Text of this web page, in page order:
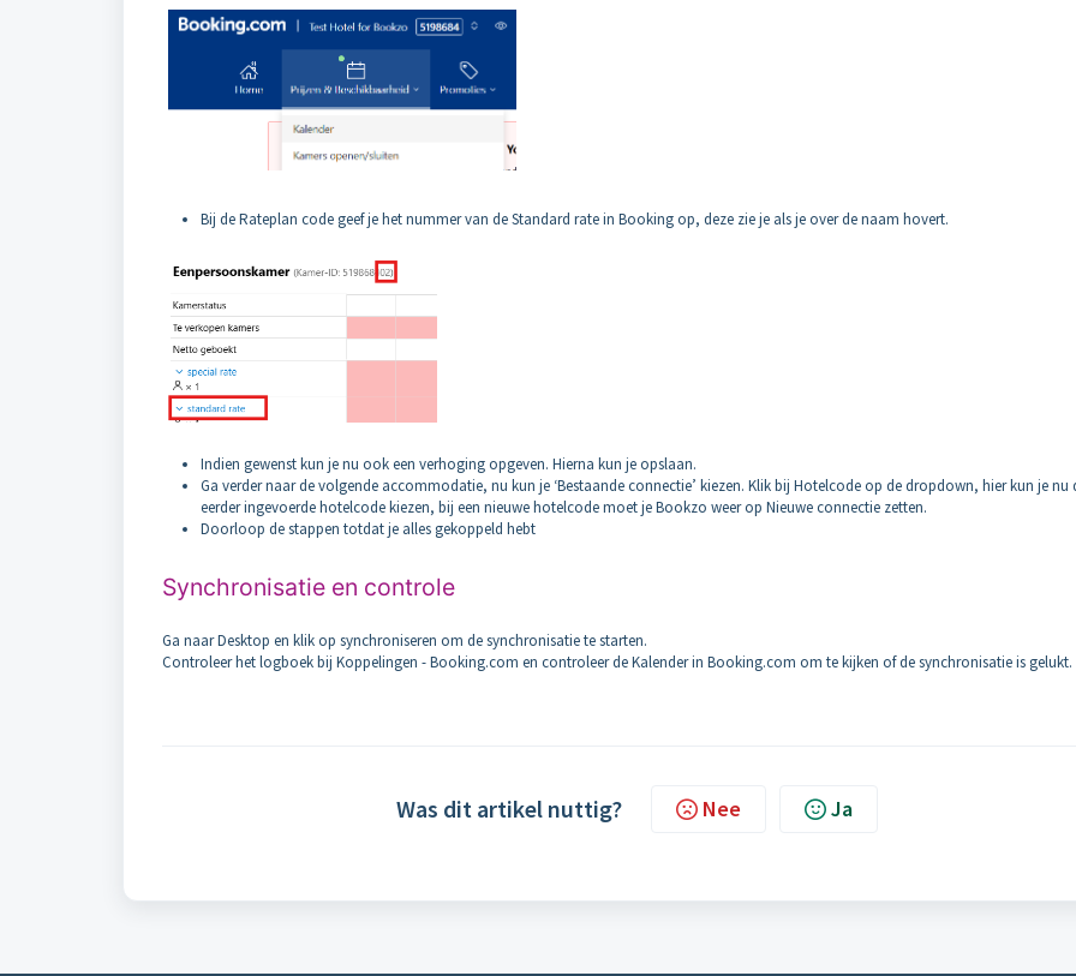
Bij de Rateplan code geef je het nummer van de Standard rate in Booking op, deze zie je als je over de naam hovert.
Indien gewenst kun je nu ook een verhoging opgeven. Hierna kun je opslaan.
Ga verder naar de volgende accommodatie, nu kun je ‘Bestaande connectie’ kiezen. Klik bij Hotelcode op de dropdown, hier kun je nu
eerder ingevoerde hotelcode kiezen, bij een nieuwe hotelcode moet je Bookzo weer op Nieuwe connectie zetten.
Doorloop de stappen totdat je alles gekoppeld hebt
Synchronisatie en controle
Ga naar Desktop en klik op synchroniseren om de synchronisatie te starten.
Controleer het logboek bij Koppelingen - Booking.com en controleer de Kalender in Booking.com om te kijken of de synchronisatie is gelukt.
Was dit artikel nuttig? Nee Ja